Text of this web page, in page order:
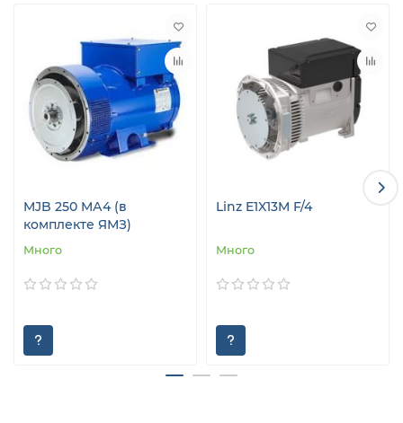
MJB 250 MА4 (в
комплекте ЯМЗ)
Много
Linz E1X13M F/4
Много